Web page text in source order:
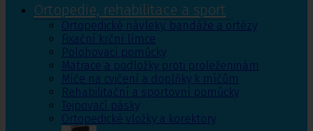
Ortopedie, rehabilitace a sport
Ortopedické návleky, bandáže a ortézy
Fixační krční límce
Polohovací pomůcky
Matrace a podložky proti proleženinám
Míče na cvičení a doplňky k míčům
Rehabilitační a sportovní pomůcky
Tejpovací pásky
Ortopedické vložky a korektory